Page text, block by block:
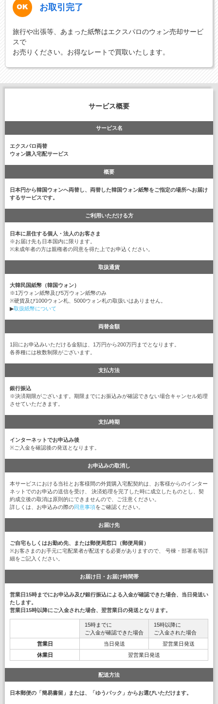
お取引完了
旅行や出張等、あまった紙幣はエクスパロのウォン売却サービ
スで
お売りください。お得なレートで買取いたします。
サービス概要
サービス名
エクスパロ両替
ウォン購入宅配サービス
概要
日本円から韓国ウォンへ両替し、両替した韓国ウォン紙幣をご指定の場所へお届け
するサービスです。
ご利用いただける方
日本に居住する個人・法人のお客さま
※お届け先も日本国内に限ります。
※未成年者の方は親権者の同意を得た上でお申込ください。
取扱通貨
大韓民国紙幣（韓国ウォン）
※1万ウォン紙幣及び5万ウォン紙幣のみ
※硬貨及び1000ウォン札、5000ウォン札の取扱いはありません。
▶取扱紙幣について
両替金額
1回にお申込みいただける金額は、1万円から200万円までとなります。
各券種には枚数制限がございます。
支払方法
銀行振込
※決済期限がございます。期限までにお振込みが確認できない場合キャンセル処理
させていただきます。
支払時期
インターネットでお申込み後
※ご入金を確認後の発送となります。
お申込みの取消し
本サービスにおける当社とお客様間の外貨購入宅配契約は、お客様からのインター
ネットでのお申込の送信を受け、 決済処理を完了した時に成立したものとし、契
約成立後の取消は原則的にできませんので、ご注意ください。
詳しくは、お申込みの際の同意事項をご確認ください。
お届け先
ご自宅もしくはお勤め先、または郵便局窓口（郵便局留）
※お客さまのお手元に宅配業者が配送する必要がありますので、 号棟・部署名等詳
細をご記入ください。
お届け日・お届け時間帯
営業日15時までにお申込み及び銀行振込による入金が確認できた場合、当日発送い
たします。
営業日15時以降にご入金された場合、翌営業日の発送となります。
15時までに
ご入金が確認できた場合
15時以降に
ご入金された場合
営業日
当日発送
翌営業日発送
休業日
翌営業日発送
配送方法
日本郵便の「簡易書留」または、「ゆうパック」からお選びいただけます。